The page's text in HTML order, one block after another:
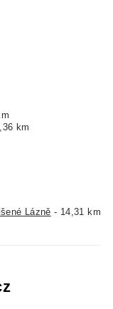
km
Lázně - 14,31 km